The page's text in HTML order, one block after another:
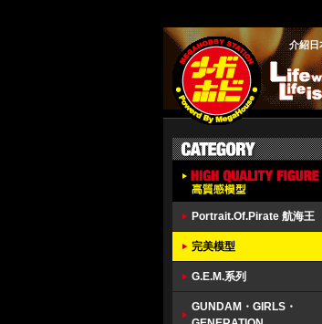
介紹日
Portrait.Of.Pirate 航海王
完美模型
G.E.M.系列
GUNDAM・GIRLS・